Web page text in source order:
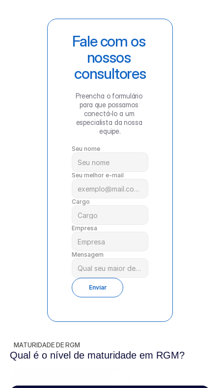
Fale com os
nossos
consultores
Preencha o formulário
para que possamos
conectá-lo a um
especialista da nossa
equipe.
Seu nome
Seu melhor e-mail
Cargo
Empresa
Mensagem
Enviar
MATURIDADE DE RGM
Qual é o nível de maturidade em RGM?